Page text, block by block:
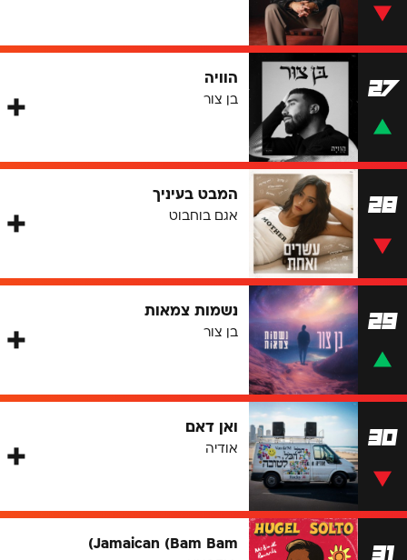
27 הוויה
בן צור
28 המבט בעיניך
אגם בוחבוט
29 נשמות צמאות
בן צור
30 ואן דאם
אודיה
31
Jamaican (Bam Bam)